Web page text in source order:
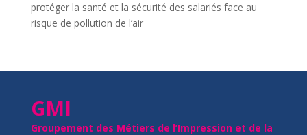
protéger la santé et la sécurité des salariés face au
risque de pollution de l’air
GMI
Groupement des Métiers de l’Impression et de la